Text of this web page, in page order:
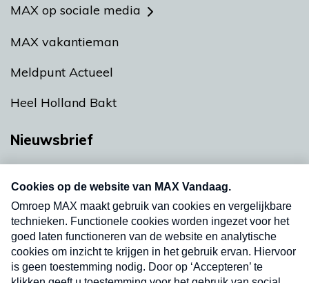
MAX op sociale media
MAX vakantieman
Meldpunt Actueel
Heel Holland Bakt
Nieuwsbrief
nieuwsbrief. Elke vrijdag- en dinsdagochtend in
uw mailbox.
Verzend